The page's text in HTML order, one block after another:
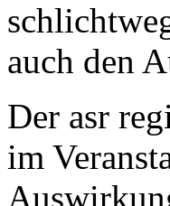
auch den
Der asr
im